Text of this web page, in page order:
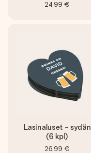
24,99 €
Lasinaluset - sydän
(6 kpl)
26,99 €